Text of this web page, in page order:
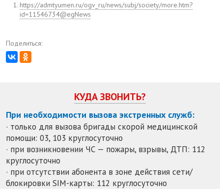
https://admtyumen.ru/ogv_ru/news/subj/society/more.htm?
id=11546734@egNews
Поделиться:
КУДА ЗВОНИТЬ?
При необходимости вызова экстренных служб:
· только для вызова бригады скорой медицинской
помощи: 03, 103 круглосуточно
· при возникновении ЧС — пожары, взрывы, ДТП: 112
круглосуточно
· при отсутствии абонента в зоне действия сети/
блокировки SIM-карты: 112 круглосуточно